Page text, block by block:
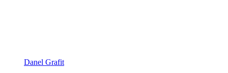
Danel Grafit